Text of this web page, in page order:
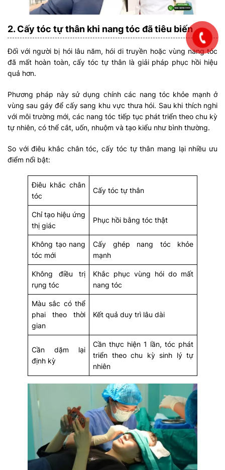
2. Cấy tóc tự thân khi nang tóc đã tiêu biến
Đối với người bị hói lâu năm, hói di truyền hoặc vùng nang tóc
đã mất hoàn toàn, cấy tóc tự thân là giải pháp phục hồi hiệu
quả hơn.
Phương pháp này sử dụng chính các nang tóc khỏe mạnh ở
vùng sau gáy để cấy sang khu vực thưa hói. Sau khi thích nghi
với môi trường mới, các nang tóc tiếp tục phát triển theo chu kỳ
tự nhiên, có thể cắt, uốn, nhuộm và tạo kiểu như bình thường.
So với điêu khắc chân tóc, cấy tóc tự thân mang lại nhiều ưu
điểm nổi bật:
Điêu khắc chân
tóc
Cấy tóc tự thân
Chỉ tạo hiệu ứng
thị giác
Phục hồi bằng tóc thật
Không tạo nang
tóc mới
Cấy ghép nang tóc khỏe
mạnh
Không điều trị
rụng tóc
Khắc phục vùng hói do mất
nang tóc
Màu sắc có thể
phai theo thời
gian
Kết quả duy trì lâu dài
Cần dặm lại
định kỳ
Cần thực hiện 1 lần, tóc phát
triển theo chu kỳ sinh lý tự
nhiên